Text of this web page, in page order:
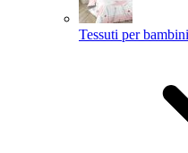
Tessuti per bambini